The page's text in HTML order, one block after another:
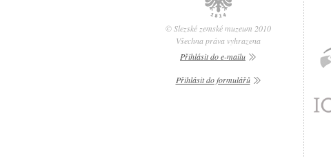
© Slezské zemské muzeum 2010
Všechna práva vyhrazena
Přihlásit do e-mailu
Přihlásit do formulářů